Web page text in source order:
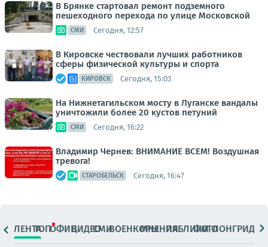
В Брянке стартовал ремонт подземного
пешеходного перехода по улице Московской
СМИ Сегодня, 12:57
В Кировске чествовали лучших работников
сферы физической культуры и спорта
КИРОВСК Сегодня, 15:03
На Нижнетагильском мосту в Луганске вандалы
уничтожили более 20 кустов петуний
СМИ Сегодня, 16:22
Владимир Чернев: ВНИМАНИЕ ВСЕМ! Воздушная
тревога!
СТАРОБЕЛЬСК Сегодня, 16:47
ЛЕНТАТОПОФИЦ.ВИДЕОСМИВОЕНКОРЫМНЕНИЯПАБЛИКИ
ФОТОЛОНГРИДЫ